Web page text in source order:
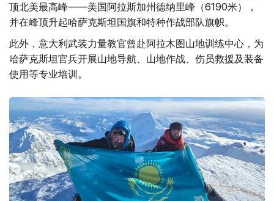
顶北美最高峰——美国阿拉斯加州德纳里峰（6190米），
并在峰顶升起哈萨克斯坦国旗和特种作战部队旗帜。
此外，意大利武装力量教官曾赴阿拉木图山地训练中心，为
哈萨克斯坦官兵开展山地导航、山地作战、伤员救援及装备
使用等专业培训。